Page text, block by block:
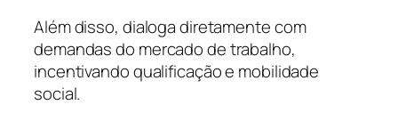
Além disso, dialoga diretamente com
demandas do mercado de trabalho,
incentivando qualificação e mobilidade
social.